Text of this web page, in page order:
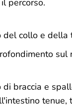
percorso.
del collo e della
sul
di braccia e
tenue,